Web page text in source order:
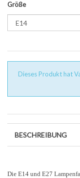
Größe
Dieses Produkt hat
BESCHREIBUNG
Die E14 und E27